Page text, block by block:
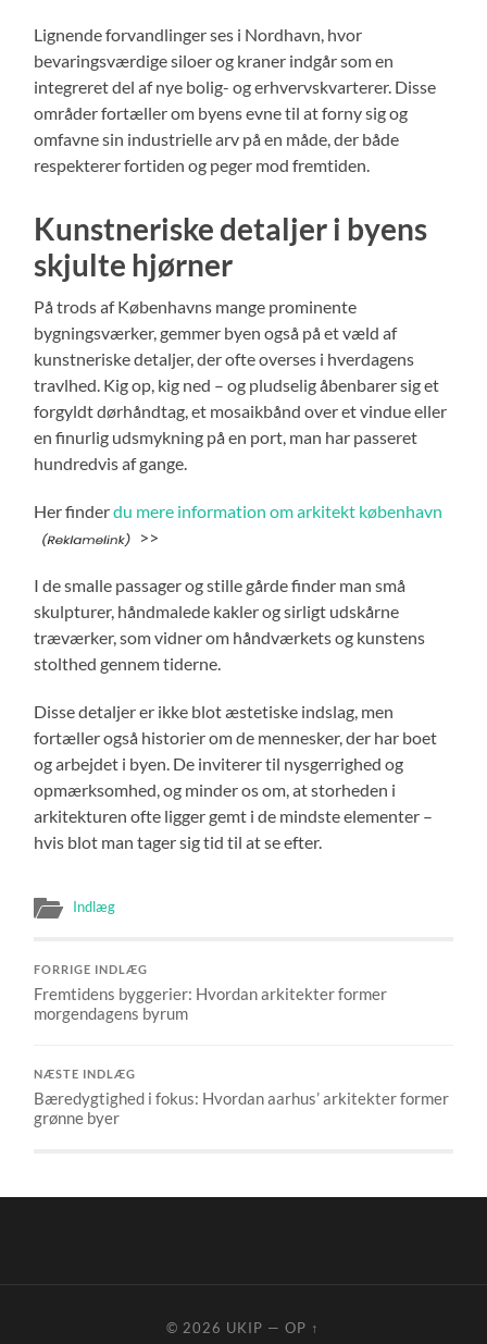
Lignende forvandlinger ses i Nordhavn, hvor
bevaringsværdige siloer og kraner indgår som en
integreret del af nye bolig- og erhvervskvarterer. Disse
områder fortæller om byens evne til at forny sig og
omfavne sin industrielle arv på en måde, der både
respekterer fortiden og peger mod fremtiden.
Kunstneriske detaljer i byens
skjulte hjørner
På trods af Københavns mange prominente
bygningsværker, gemmer byen også på et væld af
kunstneriske detaljer, der ofte overses i hverdagens
travlhed. Kig op, kig ned – og pludselig åbenbarer sig et
forgyldt dørhåndtag, et mosaikbånd over et vindue eller
en finurlig udsmykning på en port, man har passeret
hundredvis af gange.
Her finderdu mere information om arkitekt københavn
>>
I de smalle passager og stille gårde finder man små
skulpturer, håndmalede kakler og sirligt udskårne
træværker, som vidner om håndværkets og kunstens
stolthed gennem tiderne.
Disse detaljer er ikke blot æstetiske indslag, men
fortæller også historier om de mennesker, der har boet
og arbejdet i byen. De inviterer til nysgerrighed og
opmærksomhed, og minder os om, at storheden i
arkitekturen ofte ligger gemt i de mindste elementer –
hvis blot man tager sig tid til at se efter.
Indlæg
FORRIGE INDLÆG
Fremtidens byggerier: Hvordan arkitekter former
morgendagens byrum
NÆSTE INDLÆG
Bæredygtighed i fokus: Hvordan aarhus’ arkitekter former
grønne byer
© 2026 UKIP —OP ↑